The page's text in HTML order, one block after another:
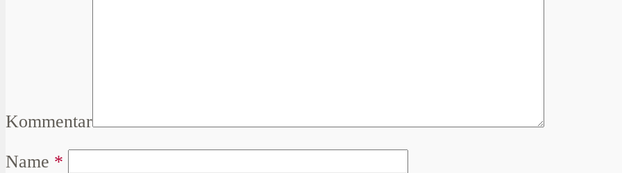
Kommentar
Name *